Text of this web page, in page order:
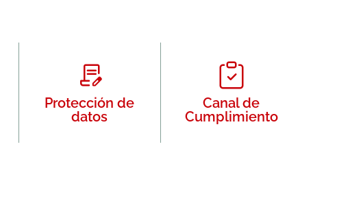
Protección de
datos
Canal de
Cumplimiento